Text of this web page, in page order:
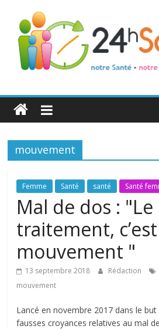
24h
Santé
La
de
toute
famille
mouvement
Femme Santé santé Santé
Mal de dos :
traitement,
mouvement "
13 septembre 2018 Rédaction
mouvement
Lancé en novembre 2017 dans le
fausses croyances relatives au mal